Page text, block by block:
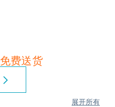
免费送货
展开所有